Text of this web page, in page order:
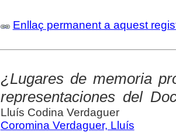
Enllaç permanent a aquest
¿Lugares de memoria
representaciones del
Lluís Codina Verdaguer
Coromina Verdaguer, Lluís